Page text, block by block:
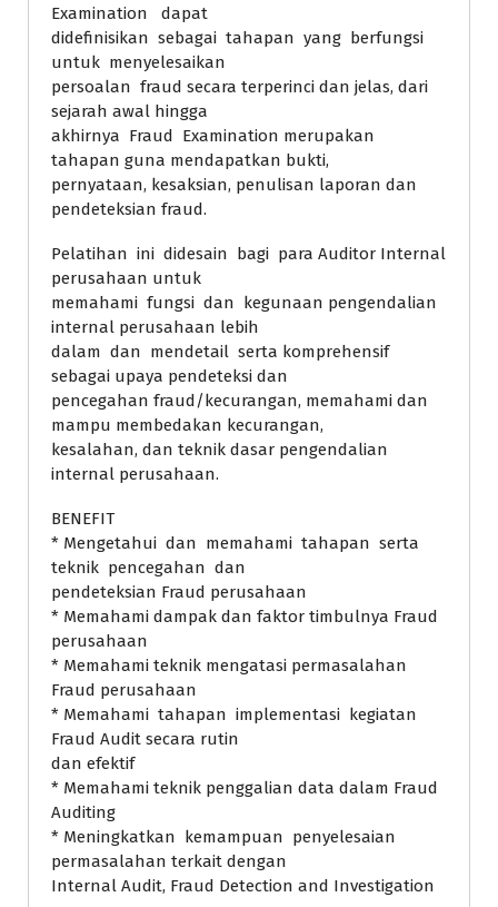
Examination dapat
didefinisikan sebagai tahapan yang berfungsi
untuk menyelesaikan
persoalan fraud secara terperinci dan jelas, dari
sejarah awal hingga
akhirnya Fraud Examination merupakan
tahapan guna mendapatkan bukti,
pernyataan, kesaksian, penulisan laporan dan
pendeteksian fraud.
Pelatihan ini didesain bagi para Auditor Internal
perusahaan untuk
memahami fungsi dan kegunaan pengendalian
internal perusahaan lebih
dalam dan mendetail serta komprehensif
sebagai upaya pendeteksi dan
pencegahan fraud/kecurangan, memahami dan
mampu membedakan kecurangan,
kesalahan, dan teknik dasar pengendalian
internal perusahaan.
BENEFIT
* Mengetahui dan memahami tahapan serta
teknik pencegahan dan
pendeteksian Fraud perusahaan
* Memahami dampak dan faktor timbulnya Fraud
perusahaan
* Memahami teknik mengatasi permasalahan
Fraud perusahaan
* Memahami tahapan implementasi kegiatan
Fraud Audit secara rutin
dan efektif
* Memahami teknik penggalian data dalam Fraud
Auditing
* Meningkatkan kemampuan penyelesaian
permasalahan terkait dengan
Internal Audit, Fraud Detection and Investigation